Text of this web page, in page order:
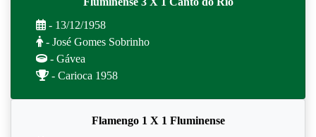
- 13/12/1958
- José Gomes Sobrinho
- Gávea
- Carioca 1958
Flamengo 1 X 1 Fluminense